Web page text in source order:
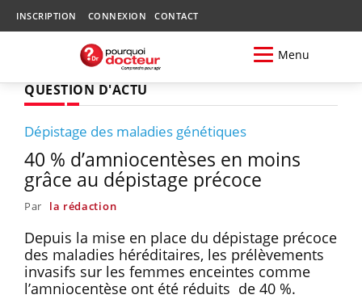
INSCRIPTION CONNEXION CONTACT
Menu
QUESTION D'ACTU
Dépistage des maladies génétiques
40 % d’amniocentèses en moins
grâce au dépistage précoce
Par la rédaction
Depuis la mise en place du dépistage précoce
des maladies héréditaires, les prélèvements
invasifs sur les femmes enceintes comme
l’amniocentèse ont été réduits de 40 %.